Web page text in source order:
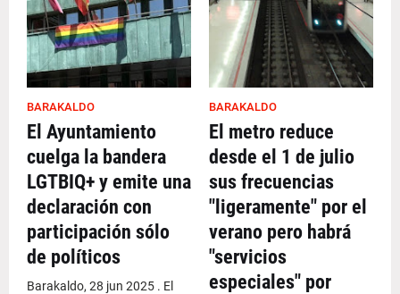
BARAKALDO
El Ayuntamiento
cuelga la bandera
LGTBIQ+ y emite una
declaración con
participación sólo
de políticos
Barakaldo, 28 jun 2025 . El
BARAKALDO
El metro reduce
desde el 1 de julio
sus frecuencias
"ligeramente" por el
verano pero habrá
"servicios
especiales" por